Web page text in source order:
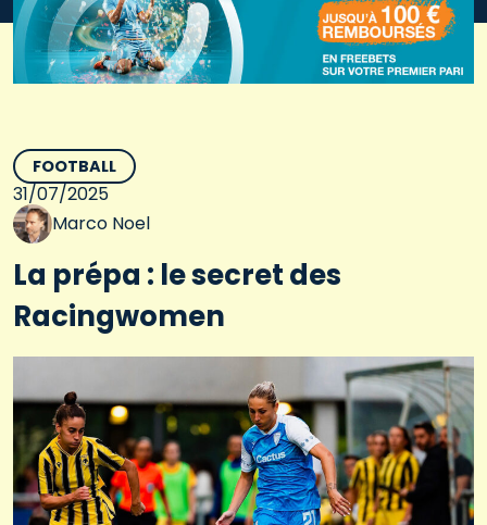
FOOTBALL
31/07/2025
Marco Noel
La prépa : le secret des
Racingwomen